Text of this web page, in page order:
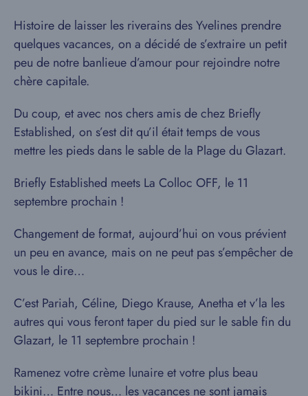
Histoire de laisser les riverains des Yvelines prendre
quelques vacances, on a décidé de s’extraire un petit
peu de notre banlieue d’amour pour rejoindre notre
chère capitale.
Du coup, et avec nos chers amis de chez Briefly
Established, on s’est dit qu’il était temps de vous
mettre les pieds dans le sable de la Plage du Glazart.
Briefly Established meets La Colloc OFF, le 11
septembre prochain !
Changement de format, aujourd’hui on vous prévient
un peu en avance, mais on ne peut pas s’empêcher de
vous le dire…
C’est Pariah, Céline, Diego Krause, Anetha et v’la les
autres qui vous feront taper du pied sur le sable fin du
Glazart, le 11 septembre prochain !
Ramenez votre crème lunaire et votre plus beau
bikini… Entre nous… les vacances ne sont jamais